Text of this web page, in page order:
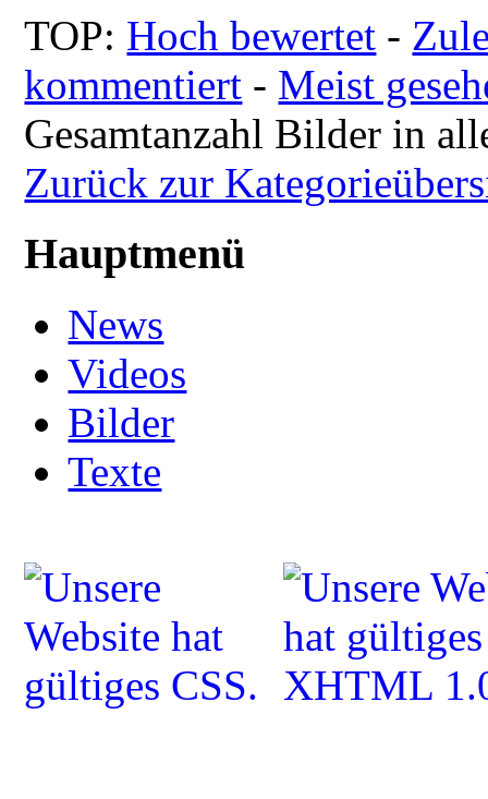
TOP: Hoch bewertet -
kommentiert - Meist
Gesamtanzahl Bilder in
Zurück zur
Hauptmenü
News
Videos
Bilder
Texte